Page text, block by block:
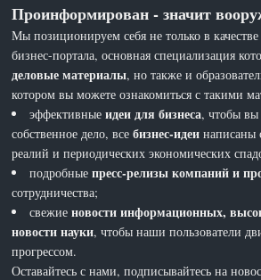
Проинформирован - значит
Мы позиционируем себя не только в
бизнес-портала, основная специализация
деловые материалы, но также и
котором вы можете ознакомиться с такими
эффективныеидеи для бизнеса, чтобы вы
собственное дело, всебизнес-идеи написаны
реалий и периодических экономических
подробныепресс-релизы компаний и
сотрудничества;
свежиеновости информационных,
новости науки, чтобы наши пользователи
прогрессом.
Оставайтесь с нами, подписывайтесь на